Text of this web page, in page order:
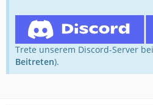
Trete unserem Discord-Server
Beitreten).